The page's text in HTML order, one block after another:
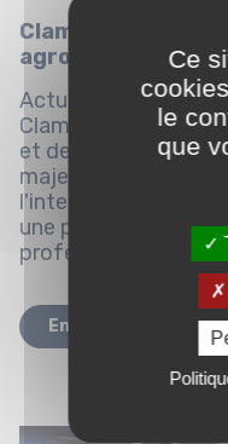
Clamens Design
agroalimentaires
Actualités · Agroalimentaire
Clamens Design
et de
majeurs du secteur,
l'international. Le début d'année a été marqué par
une présence
professionnels de
En savoir plus
Ce
le
que